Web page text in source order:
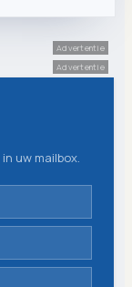
Advertentie
Advertentie
uw mailbox.